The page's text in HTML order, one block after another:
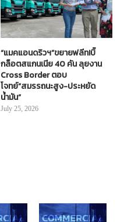
“แมคแอนดริวฯ”ขยายฟลีท!บิ๊
กล็อตสแกนเนีย 40 คัน ลุยงาน
Cross Border ตอบ
โจทย์“สมรรถนะสูง-ประหยัด
น้ำมัน”
July 25, 2026